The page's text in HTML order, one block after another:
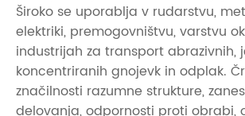
Široko se uporablja v rudarstvu,
elektriki, premogovništvu, varstvu
industrijah za transport abrazivnih,
koncentriranih gnojevk in odplak.
značilnosti razumne strukture,
delovanja, odpornosti proti obrabi,